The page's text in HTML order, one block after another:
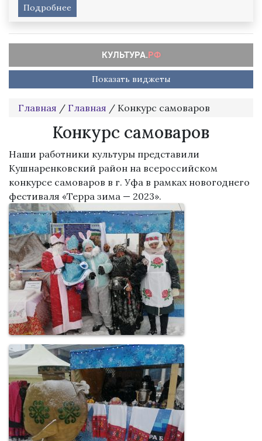
Подробнее
Показать виджеты
Главная / Главная / Конкурс самоваров
Конкурс самоваров
Наши работники культуры представили
Кушнаренковский район на всероссийском
конкурсе самоваров в г. Уфа в рамках новогоднего
фестиваля «Терра зима — 2023».